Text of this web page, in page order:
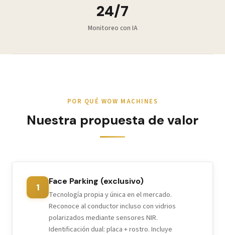
24/7
Monitoreo con IA
POR QUÉ WOW MACHINES
Nuestra propuesta de valor
1
Face Parking (exclusivo)
Tecnología propia y única en el mercado.
Reconoce al conductor incluso con vidrios
polarizados mediante sensores NIR.
Identificación dual: placa + rostro. Incluye